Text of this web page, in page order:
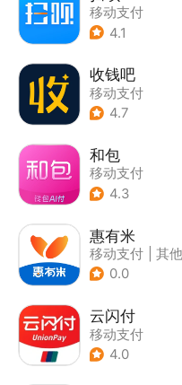
移动支付
4.1
收钱吧
移动支付
4.7
和包
移动支付
4.3
惠有米
移动支付
其他
0.0
云闪付
移动支付
4.0